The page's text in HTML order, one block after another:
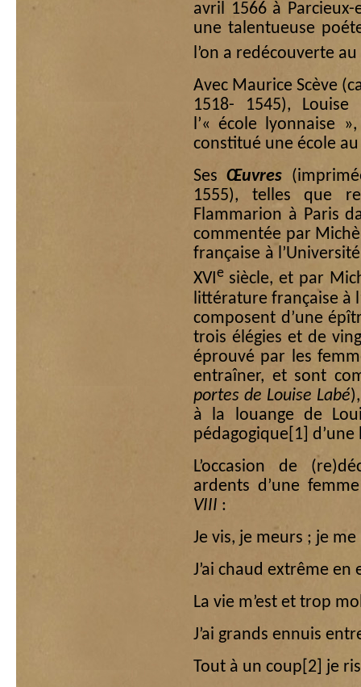
avril 1566 à
une talentueuse
l’on a redécouverte au
Avec Maurice Scève
1518- 1545),
l’« école lyonnaise
constitué une école
SesŒuvres
1555), telles que
Flammarion à Paris
commentée par
française à
XVIe siècle, et par
littérature française à
composent d’une
trois élégies et de
éprouvé par les
entraîner, et sont
portes de Louise Labé
à la louange de
pédagogique [1] d’une
L’occasion de
ardents d’une
VIII :
Je vis, je meurs ; je
J’ai chaud extrême
La vie m’est et trop
J’ai grands ennuis
Tout à un coup [2]
je